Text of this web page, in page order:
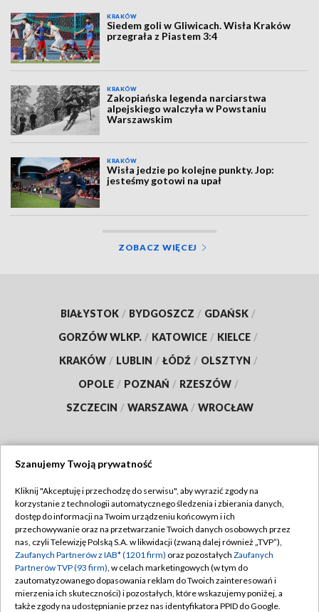
KRAKÓW
Siedem goli w Gliwicach. Wisła Kraków
przegrała z Piastem 3:4
KRAKÓW
Zakopiańska legenda narciarstwa
alpejskiego walczyła w Powstaniu
Warszawskim
KRAKÓW
Wisła jedzie po kolejne punkty. Jop:
jesteśmy gotowi na upał
ZOBACZ WIĘCEJ
BIAŁYSTOK / BYDGOSZCZ / GDAŃSK /
GORZÓW WLKP. / KATOWICE / KIELCE /
KRAKÓW / LUBLIN / ŁÓDŹ / OLSZTYN /
OPOLE / POZNAŃ / RZESZÓW /
SZCZECIN / WARSZAWA / WROCŁAW
TVP
Abonament TVP
Emisja w TVP
Centrum informacji TVP
Naziemna Telewizja Cyfrowa
Regulamin TVP
Polityka prywatności
Moje zgody
Pomoc
Szanujemy Twoją prywatność
Kliknij "Akceptuję i przechodzę do serwisu", aby wyrazić zgody na
korzystanie z technologii automatycznego śledzenia i zbierania danych,
dostęp do informacji na Twoim urządzeniu końcowym i ich
przechowywanie oraz na przetwarzanie Twoich danych osobowych przez
nas, czyli Telewizję Polską S.A. w likwidacji (zwaną dalej również „TVP”),
Zaufanych Partnerów z IAB* (1201 firm) oraz pozostałych Zaufanych
Partnerów TVP (93 firm), w celach marketingowych (w tym do
zautomatyzowanego dopasowania reklam do Twoich zainteresowań i
mierzenia ich skuteczności) i pozostałych, które wskazujemy poniżej, a
także zgody na udostępnianie przez nas identyfikatora PPID do Google.